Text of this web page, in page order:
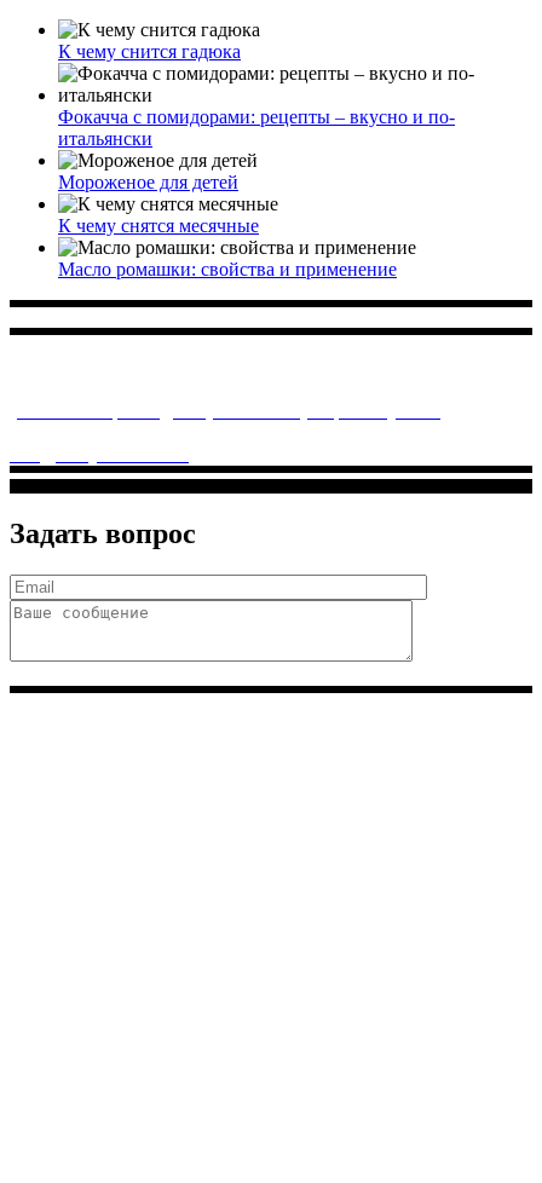
К чему снится гадюка
Фокачча с помидорами: рецепты – вкусно и по-
итальянски
Мороженое для детей
К чему снятся месячные
Масло ромашки: свойства и применение
Задать вопрос